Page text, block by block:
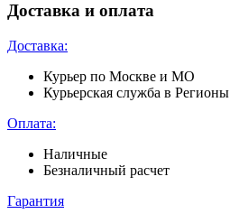
Доставка и оплата
Доставка:
Курьер по Москве и МО
Курьерская служба в Регионы
Оплата:
Наличные
Безналичный расчет
Гарантия